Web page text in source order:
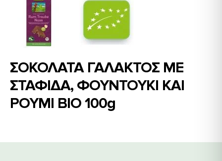
ΣΟΚΟΛΑΤΑ ΓΑΛΑΚΤΟΣ ΜΕ
ΣΤΑΦΙΔΑ, ΦΟΥΝΤΟΥΚΙ ΚΑΙ
ΡΟΥΜΙ ΒΙΟ 100g